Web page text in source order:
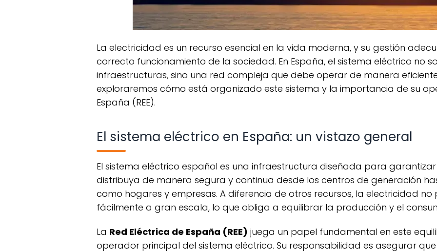
La electricidad es un recurso esencial en la vida moderna, y su gestión adecuada es crucial para el
correcto funcionamiento de la sociedad. En España, el sistema eléctrico no
infraestructuras, sino una red compleja que debe operar de manera
exploraremos cómo está organizado este sistema y la importancia de su
España (REE).
El sistema eléctrico en España: un vistazo general
El sistema eléctrico español es una infraestructura diseñada para garantizar que la electricidad se
distribuya de manera segura y continua desde los centros de generación
como hogares y empresas. A diferencia de otros recursos, la electricidad
fácilmente a gran escala, lo que obliga a equilibrar la producción y el
La Red Eléctrica de España (REE) juega un papel fundamental en este
operador principal del sistema eléctrico. Su responsabilidad es asegurar